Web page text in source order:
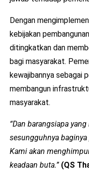
Dengan
kebijakan
ditingkatkan dan
bagi masyarakat.
kewajibannya sebagai
membangun
masyarakat.
“Dan barangsiapa
sesungguhnya
Kami akan
keadaan buta.” (QS